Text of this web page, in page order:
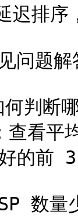
迟排序
问题解
何判
看平
的前
数量